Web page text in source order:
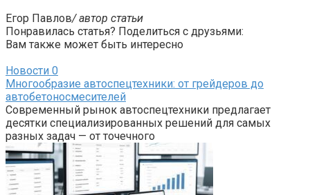
Егор Павлов/ автор статьи
Понравилась статья? Поделиться с друзьями:
Вам также может быть интересно
Новости 0
Многообразие автоспецтехники: от грейдеров до
автобетоносмесителей
Современный рынок автоспецтехники предлагает
десятки специализированных решений для самых
разных задач — от точечного